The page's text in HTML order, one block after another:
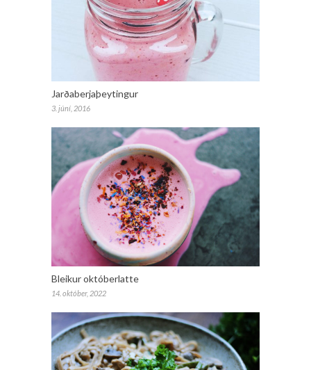
Jarðaberjaþeytingur
3. júní, 2016
Bleikur októberlatte
14. október, 2022